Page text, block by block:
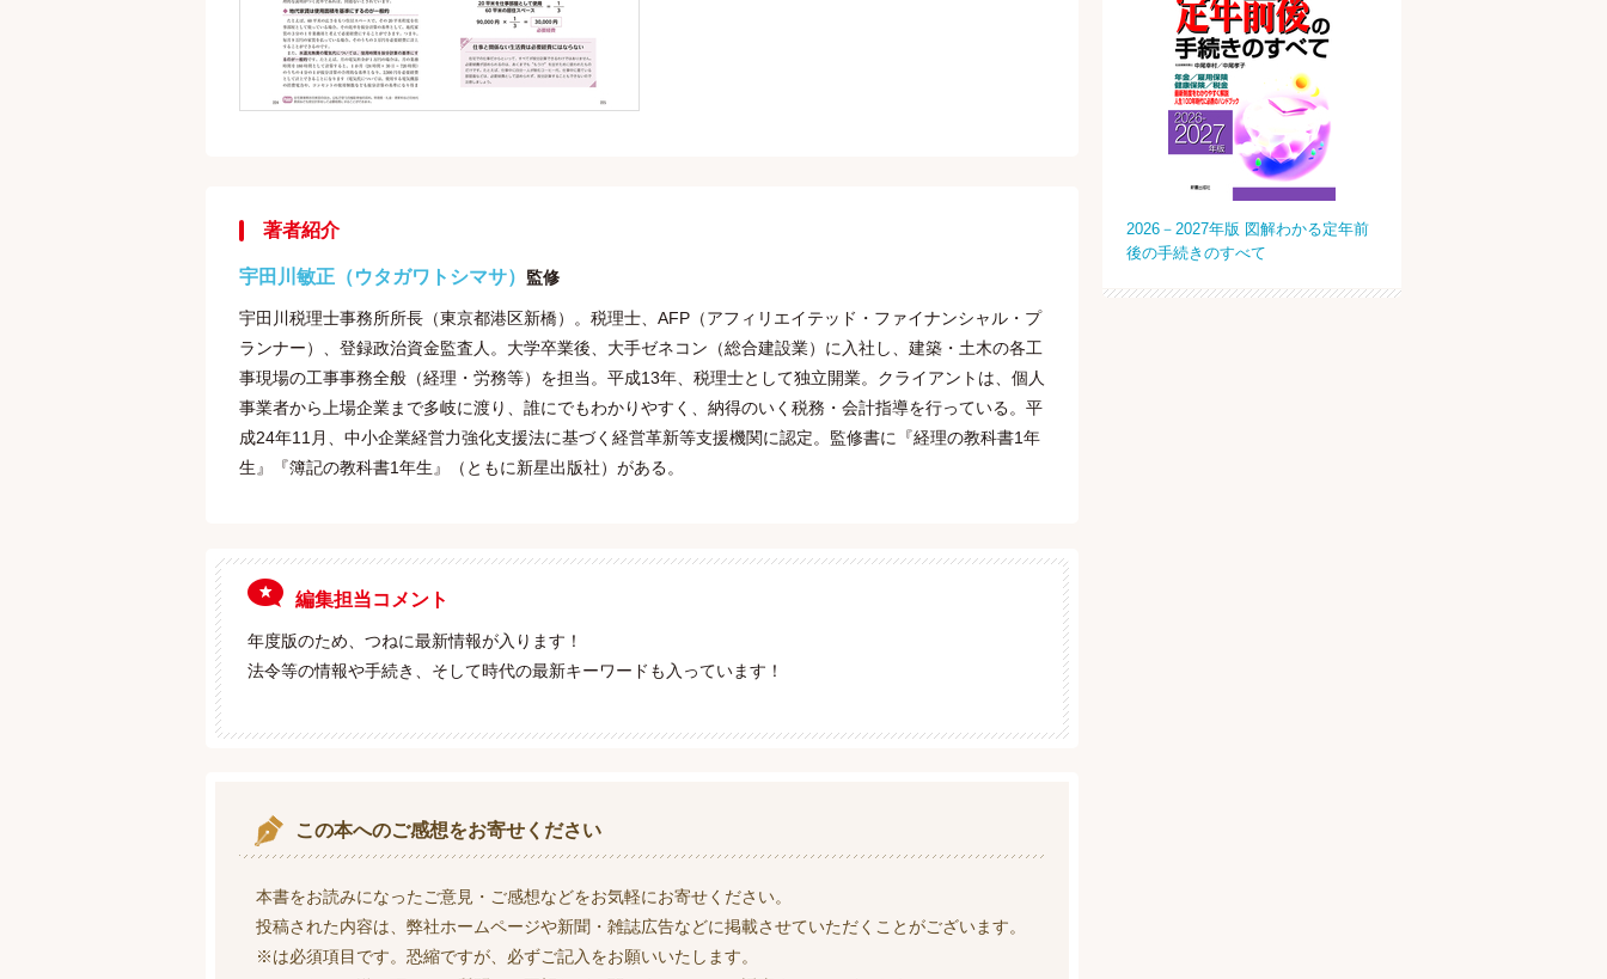
著者紹介
宇田川敏正（ウタガワトシマサ） 監修
宇田川税理士事務所所長（東京都港区新橋）。税理士、AFP（アフィリエイテッド・ファイナンシャル・プ
ランナー）、登録政治資金監査人。大学卒業後、大手ゼネコン（総合建設業）に入社し、建築・土木の各工
事現場の工事事務全般（経理・労務等）を担当。平成13年、税理士として独立開業。クライアントは、個人
事業者から上場企業まで多岐に渡り、誰にでもわかりやすく、納得のいく税務・会計指導を行っている。平
成24年11月、中小企業経営力強化支援法に基づく経営革新等支援機関に認定。監修書に『経理の教科書1年
生』『簿記の教科書1年生』（ともに新星出版社）がある。
編集担当コメント
年度版のため、つねに最新情報が入ります！
法令等の情報や手続き、そして時代の最新キーワードも入っています！
この本へのご感想をお寄せください
本書をお読みになったご意見・ご感想などをお気軽にお寄せください。
投稿された内容は、弊社ホームページや新聞・雑誌広告などに掲載させていただくことがございます。
※は必須項目です。恐縮ですが、必ずご記入をお願いいたします。
2026－2027年版 図解わかる定年前
後の手続きのすべて